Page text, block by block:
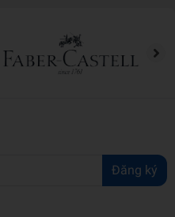
Đăng ký